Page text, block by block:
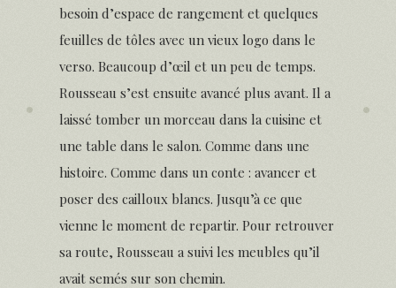
besoin d’espace de rangement et quelques
feuilles de tôles avec un vieux logo dans le
verso. Beaucoup d’œil et un peu de temps.
Rousseau s’est ensuite avancé plus avant. Il a
laissé tomber un morceau dans la cuisine et
une table dans le salon. Comme dans une
histoire. Comme dans un conte : avancer et
poser des cailloux blancs. Jusqu’à ce que
vienne le moment de repartir. Pour retrouver
sa route, Rousseau a suivi les meubles qu’il
avait semés sur son chemin.